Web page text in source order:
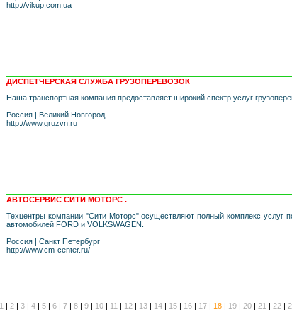
http://vikup.com.ua
ДИСПЕТЧЕРСКАЯ СЛУЖБА ГРУЗОПЕРЕВОЗОК
Наша транспортная компания предоставляет широкий спектр услуг
Россия | Великий Новгород
http://www.gruzvn.ru
АВТОСЕРВИС СИТИ МОТОРC .
Техцентры компании "Сити Моторс" осуществляют полный комплекс услуг
автомобилей FORD и VOLKSWAGEN.
Россия | Санкт Петербург
http://www.cm-center.ru/
1 | 2 | 3 | 4 | 5 | 6 | 7 | 8 | 9 | 10 | 11 | 12 | 13 | 14 | 15 | 16 | 17 | 18 | 19 | 20 | 21 | 22 |